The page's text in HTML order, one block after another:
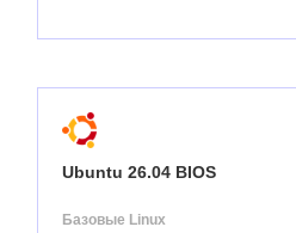
Ubuntu 26.04 BIOS
Базовые Linux